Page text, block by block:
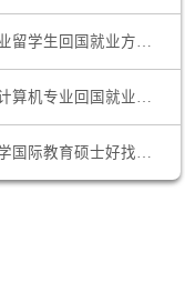
英国谢菲尔德计算机研